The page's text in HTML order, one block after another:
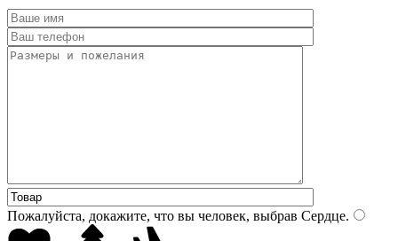
Пожалуйста, докажите, что вы человек, выбрав Сердце.